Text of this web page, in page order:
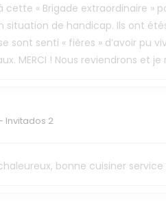
cette « Brigade extraordinaire »
situation de handicap. Ils ont
sont senti « fières » d’avoir
MERCI ! Nous reviendrons
Invitados 2
bonne cuisiner